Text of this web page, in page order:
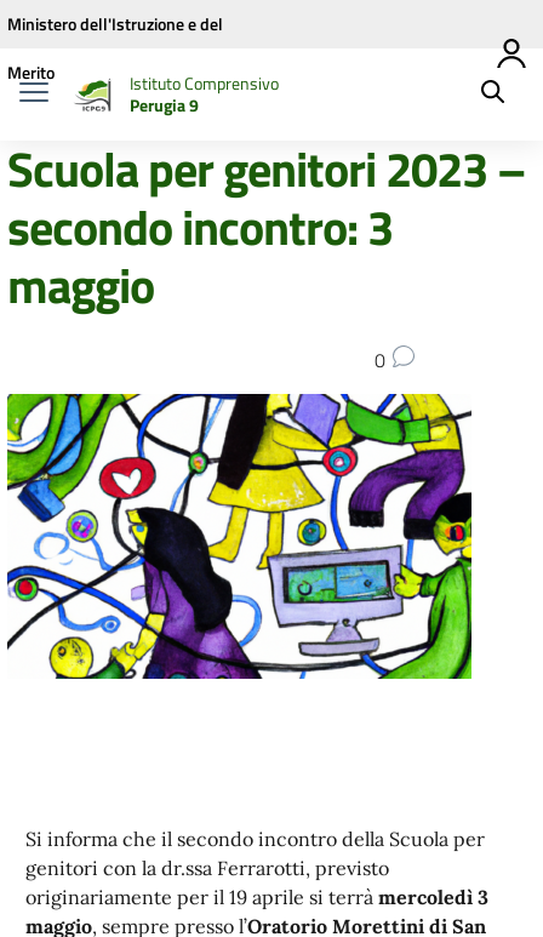
Vai ai contenuti
Vai al menu di navigazione
Vai al footer
Ministero dell'Istruzione e del
Merito
Istituto Comprensivo
Perugia 9
Scuola per genitori 2023 –
secondo incontro: 3
maggio
0
Si informa che il secondo incontro della Scuola per
genitori con la dr.ssa Ferrarotti, previsto
originariamente per il 19 aprile si terrà mercoledì 3
maggio, sempre presso l’Oratorio Morettini di San